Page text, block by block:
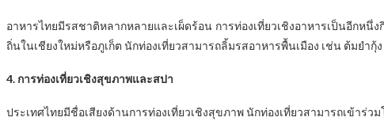
อาหารไทยมีรสชาติหลากหลายและเผ็ดร้อน การท่องเที่ยวเชิงอาหารเป็นอีกห
ถิ่นในเชียงใหม่หรือภูเก็ต นักท่องเที่ยวสามารถลิ้มรสอาหารพื้นเมือง เช่น ต้มยำ
4. การท่องเที่ยวเชิงสุขภาพและสปา
ประเทศไทยมีชื่อเสียงด้านการท่องเที่ยวเชิงสุขภาพ นักท่องเที่ยวสามารถเข้า